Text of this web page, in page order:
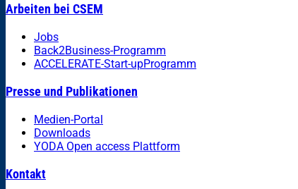
Arbeiten bei CSEM
Jobs
Back2Business-Programm
ACCELERATE-Start-upProgramm
Presse und Publikationen
Medien-Portal
Downloads
YODA Open access Plattform
Kontakt